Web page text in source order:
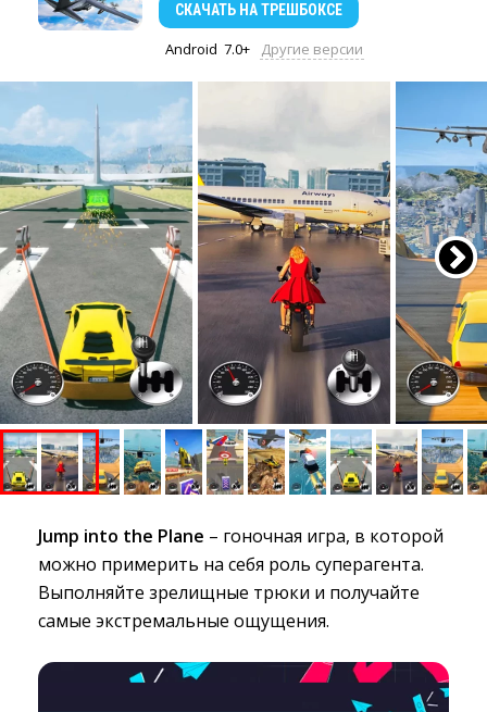
СКАЧАТЬ НА ТРЕШБОКСЕ
Android 7.0+ Другие версии
Jump into the Plane – гоночная игра, в которой
можно примерить на себя роль суперагента.
Выполняйте зрелищные трюки и получайте
самые экстремальные ощущения.